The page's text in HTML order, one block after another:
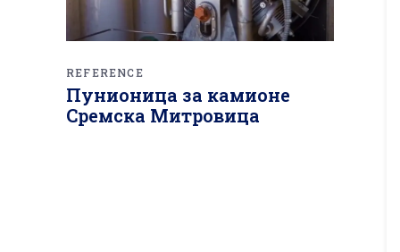
REFERENCE
Пунионица за камионе
Сремска Митровица